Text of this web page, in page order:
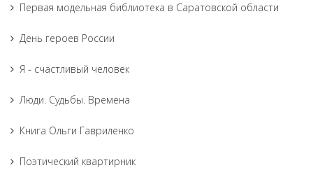
Первая модельная библиотека в Саратовской области
День героев России
Я - счастливый человек
Люди. Судьбы. Времена
Книга Ольги Гавриленко
Поэтический квартирник